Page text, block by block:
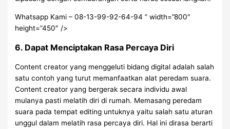
Whatsapp Kami – 08-13-99-92-64-94 ” width=”800″
height=”450″ />
6. Dapat Menciptakan Rasa Percaya Diri
Content creator yang menggeluti bidang digital adalah salah
satu contoh yang turut memanfaatkan alat peredam suara.
Content creator yang bergerak secara individu awal
mulanya pasti melatih diri di rumah. Memasang peredam
suara pada tempat editing untuknya yaitu salah satu aturan
unggul dalam melatih rasa percaya diri. Hal ini dirasa berarti